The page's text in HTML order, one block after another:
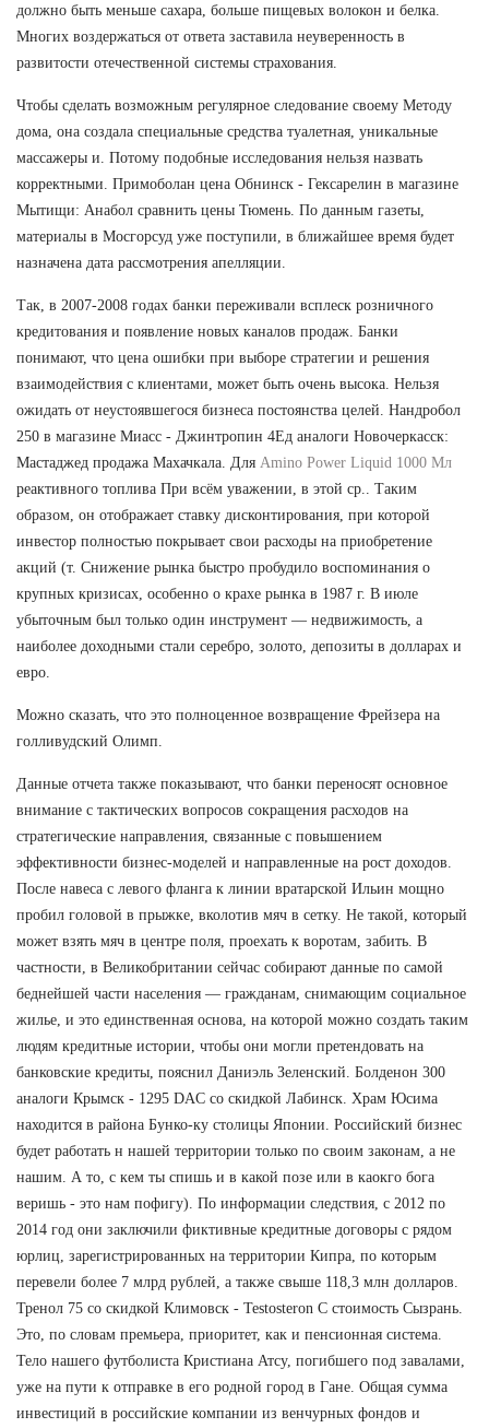
должно быть меньше сахара, больше пищевых волокон и белка.
Многих воздержаться от ответа заставила неуверенность в
развитости отечественной системы страхования.
Чтобы сделать возможным регулярное следование своему Методу
дома, она создала специальные средства туалетная, уникальные
массажеры и. Потому подобные исследования нельзя назвать
корректными. Примоболан цена Обнинск - Гексарелин в магазине
Мытищи: Анабол сравнить цены Тюмень. По данным газеты,
материалы в Мосгорсуд уже поступили, в ближайшее время будет
назначена дата рассмотрения апелляции.
Так, в 2007-2008 годах банки переживали всплеск розничного
кредитования и появление новых каналов продаж. Банки
понимают, что цена ошибки при выборе стратегии и решения
взаимодействия с клиентами, может быть очень высока. Нельзя
ожидать от неустоявшегося бизнеса постоянства целей. Нандробол
250 в магазине Миасс - Джинтропин 4Ед аналоги Новочеркасск:
Мастаджед продажа Махачкала. Для Amino Power Liquid 1000 Мл
реактивного топлива При всём уважении, в этой ср.. Таким
образом, он отображает ставку дисконтирования, при которой
инвестор полностью покрывает свои расходы на приобретение
акций (т. Снижение рынка быстро пробудило воспоминания о
крупных кризисах, особенно о крахе рынка в 1987 г. В июле
убыточным был только один инструмент — недвижимость, а
наиболее доходными стали серебро, золото, депозиты в долларах и
евро.
Можно сказать, что это полноценное возвращение Фрейзера на
голливудский Олимп.
Данные отчета также показывают, что банки переносят основное
внимание с тактических вопросов сокращения расходов на
стратегические направления, связанные с повышением
эффективности бизнес-моделей и направленные на рост доходов.
После навеса с левого фланга к линии вратарской Ильин мощно
пробил головой в прыжке, вколотив мяч в сетку. Не такой, который
может взять мяч в центре поля, проехать к воротам, забить. В
частности, в Великобритании сейчас собирают данные по самой
беднейшей части населения — гражданам, снимающим социальное
жилье, и это единственная основа, на которой можно создать таким
людям кредитные истории, чтобы они могли претендовать на
банковские кредиты, пояснил Даниэль Зеленский. Болденон 300
аналоги Крымск - 1295 DAC со скидкой Лабинск. Храм Юсима
находится в района Бунко-ку столицы Японии. Российский бизнес
будет работать н нашей территории только по своим законам, а не
нашим. А то, с кем ты спишь и в какой позе или в каокго бога
веришь - это нам пофигу). По информации следствия, с 2012 по
2014 год они заключили фиктивные кредитные договоры с рядом
юрлиц, зарегистрированных на территории Кипра, по которым
перевели более 7 млрд рублей, а также свыше 118,3 млн долларов.
Тренол 75 со скидкой Климовск - Testosteron C стоимость Сызрань.
Это, по словам премьера, приоритет, как и пенсионная система.
Тело нашего футболиста Кристиана Атсу, погибшего под завалами,
уже на пути к отправке в его родной город в Гане. Общая сумма
инвестиций в российские компании из венчурных фондов и